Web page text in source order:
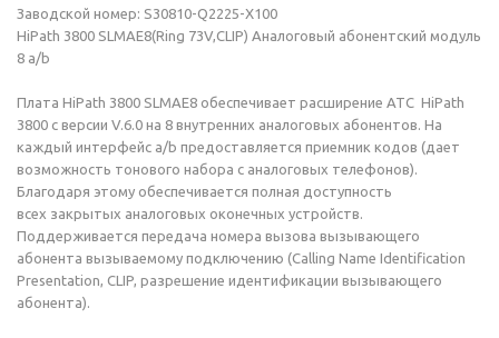
Заводской номер: S30810-Q2225-X100
HiPath 3800 SLMAE8(Ring 73V,CLIP) Аналоговый абонентский модуль
8 a/b
Плата HiPath 3800 SLMAE8 обеспечивает расширение АТС HiPath
3800 с версии V.6.0 на 8 внутренних аналоговых абонентов. На
каждый интерфейс a/b предоставляется приемник кодов (дает
возможность тонового набора с аналоговых телефонов).
Благодаря этому обеспечивается полная доступность
всех закрытых аналоговых оконечных устройств.
Поддерживается передача номера вызова вызывающего
абонента вызываемому подключению (Calling Name Identification
Presentation, CLIP, разрешение идентификации вызывающего
абонента).